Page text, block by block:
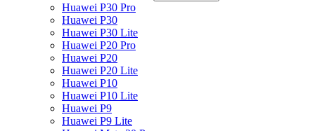
Huawei P30 Pro
Huawei P30
Huawei P30 Lite
Huawei P20 Pro
Huawei P20
Huawei P20 Lite
Huawei P10
Huawei P10 Lite
Huawei P9
Huawei P9 Lite